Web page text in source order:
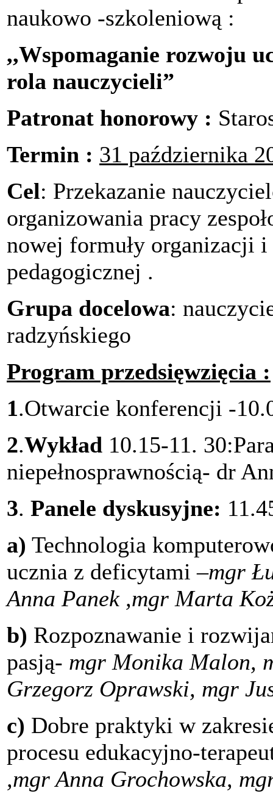
naukowo -szkoleniową :
,,Wspomaganie rozwoju
rola nauczycieli”
Patronat honorowy :
Termin : 31 października
Cel: Przekazanie
organizowania pracy
nowej formuły organizacji
pedagogicznej .
Grupa docelowa:
radzyńskiego
Program przedsięwzięcia :
1.Otwarcie konferencji -
2.Wykład 10.15-11.
niepełnosprawnością- dr
3. Panele dyskusyjne:
a) Technologia
ucznia z deficytami–mgr
Anna Panek ,mgr Marta
b) Rozpoznawanie i
pasją- mgr Monika Malon,
Grzegorz Oprawski, mgr
c) Dobre praktyki w
procesu edukacyjno-
,mgr Anna Grochowska,